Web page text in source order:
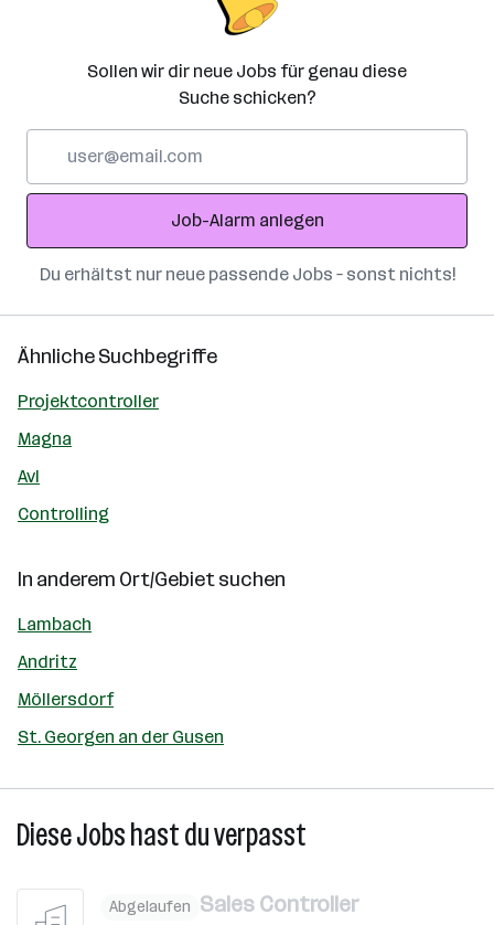
Sollen wir dir neue Jobs für genau diese
Suche schicken?
Adresse
Job-Alarm anlegen
Du erhältst nur neue passende Jobs – sonst nichts!
Ähnliche Suchbegriffe
Projektcontroller
Magna
Avl
Controlling
In anderem Ort/Gebiet suchen
Lambach
Andritz
Möllersdorf
St. Georgen an der Gusen
Diese Jobs hast du verpasst
Abgelaufen Sales Controller